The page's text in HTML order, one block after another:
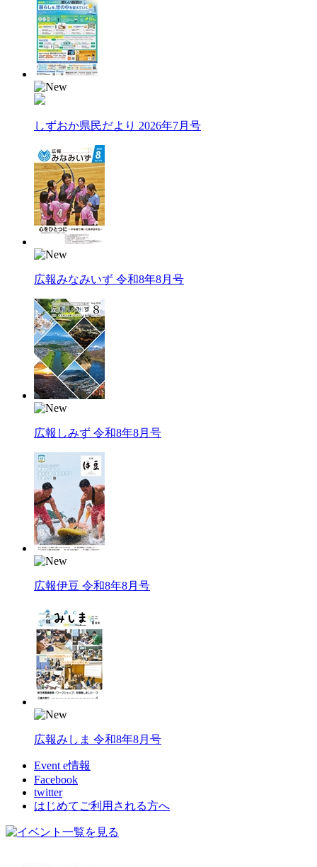
しずおか県民だより 2026年7月号
広報みなみいず 令和8年8月号
広報しみず 令和8年8月号
広報伊豆 令和8年8月号
広報みしま 令和8年8月号
Event e情報
Facebook
twitter
はじめてご利用される方へ